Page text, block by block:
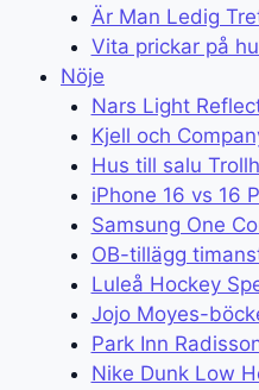
Är Man Ledig
Vita prickar på
Nöje
Nars Light
Kjell och
Hus till salu
iPhone 16 vs 16
Samsung One
OB-tillägg
Luleå Hockey
Jojo Moyes-
Park Inn
Nike Dunk Low